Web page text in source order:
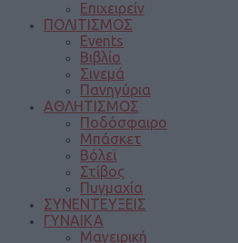
Επιχειρείν
ΠΟΛΙΤΙΣΜΟΣ
Events
Βιβλίο
Σινεμά
Πανηγύρια
ΑΘΛΗΤΙΣΜΟΣ
Ποδόσφαιρο
Μπάσκετ
Βόλεϊ
Στίβος
Πυγμαχία
ΣΥΝΕΝΤΕΥΞΕΙΣ
ΓΥΝΑΙΚΑ
Μαγειρική